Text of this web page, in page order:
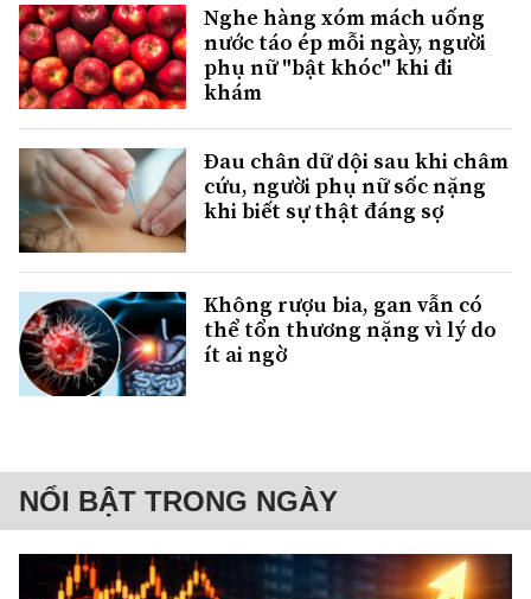
Nghe hàng xóm mách uống
nước táo ép mỗi ngày, người
phụ nữ "bật khóc" khi đi
khám
Đau chân dữ dội sau khi châm
cứu, người phụ nữ sốc nặng
khi biết sự thật đáng sợ
Không rượu bia, gan vẫn có
thể tổn thương nặng vì lý do
ít ai ngờ
NỔI BẬT TRONG NGÀY